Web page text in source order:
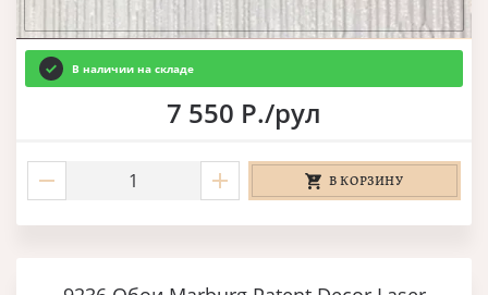
В наличии на складе
7 550 Р./рул
В КОРЗИНУ